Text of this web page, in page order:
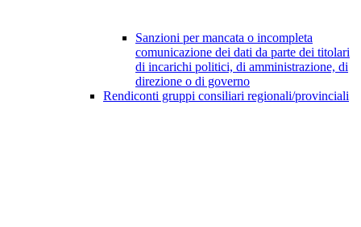
Sanzioni per mancata o incompleta
comunicazione dei dati da parte dei titolari
di incarichi politici, di amministrazione, di
direzione o di governo
Rendiconti gruppi consiliari regionali/provinciali